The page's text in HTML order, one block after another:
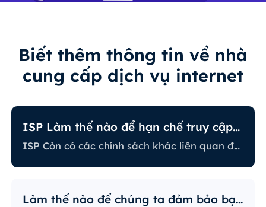
Biết thêm thông tin về nhà
cung cấp dịch vụ internet
ISP Làm thế nào để hạn chế truy cập internet?
ISP Còn có các chính sách khác liên quan đến việc hạn chế một số hoạt động trực tuyến. Một số ISP sẽ ngăn chặn một số trang web, điều này có thể là vấn đề lớn đối với người dùng đại lý. Nhà cung cấp ISP có chính sách nghiêm ngặt nhất sẽ ngăn chặn truy cập vào các nền tảng mạng xã hội, trang web tin tức, v.v. Ngăn chặn các port cụ thể cũng là một phương pháp khá phổ biến, nghiêm ngặt hạn chế cách người dùng truy cập và sử dụng internet.
Làm thế nào để chúng ta đảm bảo bạn sử dụng IP?